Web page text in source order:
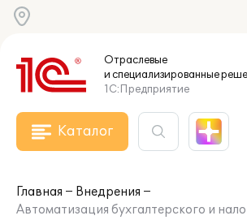
Отраслевые
и специализированные
1С:Предприятие
Каталог
Главная
Внедрения
Автоматизация бухгалтерского и